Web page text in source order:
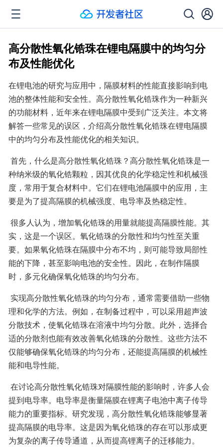
高分散性氧化锆珠在锂电隔膜中的均匀分
布及性能优化
在锂电池的研究与应用中，隔膜材料的性能直接影响到电
池的整体性能和安全性。高分散性氧化锆珠作为一种新兴
的功能材料，近年来在锂电隔膜中受到广泛关注。本文将
解答一些常见的误区，介绍高分散性氧化锆珠在锂电隔膜
中的均匀分布及性能优化的相关知识。
种纳米级的氧化锆颗粒，因其优良的化学稳定性和机械强
度，常用于复合材料中。它们在锂电池隔膜中的应用，主
要是为了提高隔膜的机械强度、电导率及热稳定性。
实，这是一个误区。氧化锆珠的分散性和均匀性至关重
要。如果氧化锆珠在隔膜中分布不均，则可能导致局部性
能的下降，甚至影响电池的安全性。因此，在制作隔膜
时，多元化确保氧化锆珠的均匀分布。
理和化学的方法。例如，在制备过程中，可以采用超声波
分散技术，使氧化锆珠在溶液中均匀分散。此外，选择合
适的分散剂也能有效改善氧化锆珠的分散性。这些方法不
仅能够确保氧化锆珠的均匀分布，还能提高隔膜的机械性
能和电导性能。
提到电导率。电导率是衡量隔膜在锂离子电池中离子传导
能力的重要指标。研究发现，高分散性氧化锆珠能够显著
提高隔膜的电导率。这是因为氧化锆珠的存在可以形成更
为复杂的离子传导通道，从而提高锂离子的迁移能力。